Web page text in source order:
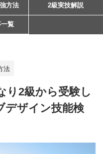
方法 2級実技解説
覧
法
り2級から受験し
デザイン技能検